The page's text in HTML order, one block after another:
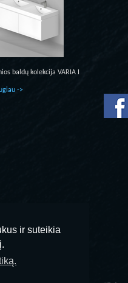
ir suteikia
baldų kolekcija VARIA I
->